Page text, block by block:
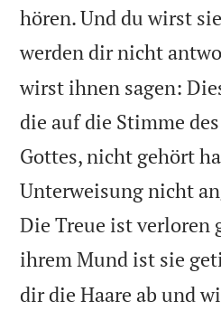
hören. Und du wirst
werden dir nicht
wirst ihnen sagen:
die auf die Stimme
Gottes, nicht gehört
Unterweisung nicht
Die Treue ist verloren
ihrem Mund ist sie
dir die Haare ab und